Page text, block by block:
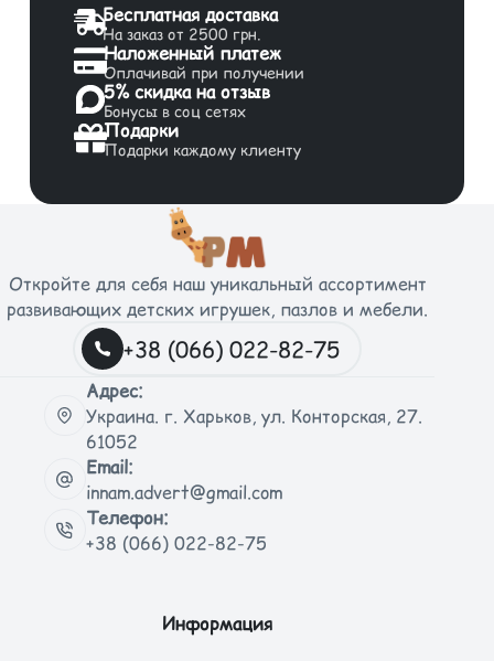
Бесплатная доставка
На заказ от 2500 грн.
Наложенный платеж
Оплачивай при получении
5% скидка на отзыв
Бонусы в соц сетях
Подарки
Подарки каждому клиенту
Откройте для себя наш уникальный ассортимент
развивающих детских игрушек, пазлов и мебели.
+38 (066) 022-82-75
Адрес:
Украина. г. Харьков, ул. Конторская, 27.
61052
Email:
innam.advert@gmail.com
Телефон:
+38 (066) 022-82-75
Информация